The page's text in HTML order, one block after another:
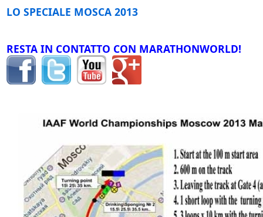
LO SPECIALE MOSCA 2013
RESTA IN CONTATTO CON MARATHONWORLD!